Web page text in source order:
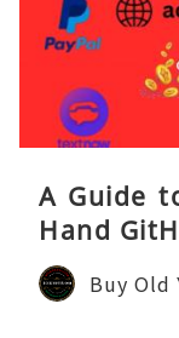
A Guide
Hand
Buy Old